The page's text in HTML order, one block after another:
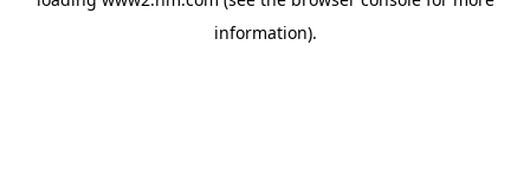
information).